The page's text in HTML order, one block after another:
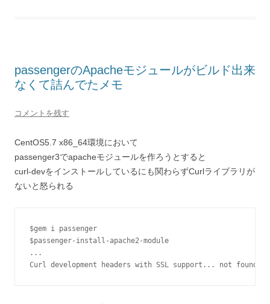
passengerのApacheモジュールがビルド出来
なくて詰んでたメモ
コメントを残す
CentOS5.7 x86_64環境において
passenger3でapacheモジュールを作ろうとすると
curl-devをインストールしているにも関わらずCurlライブラリが
ないと怒られる
$gem i passenger
$passenger-install-apache2-module
...